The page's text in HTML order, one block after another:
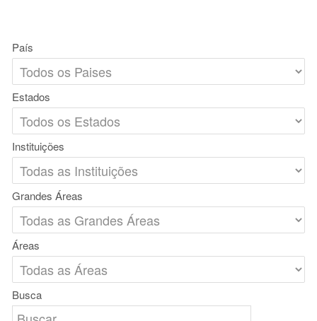
País
Estados
Instituições
Grandes Áreas
Áreas
Busca